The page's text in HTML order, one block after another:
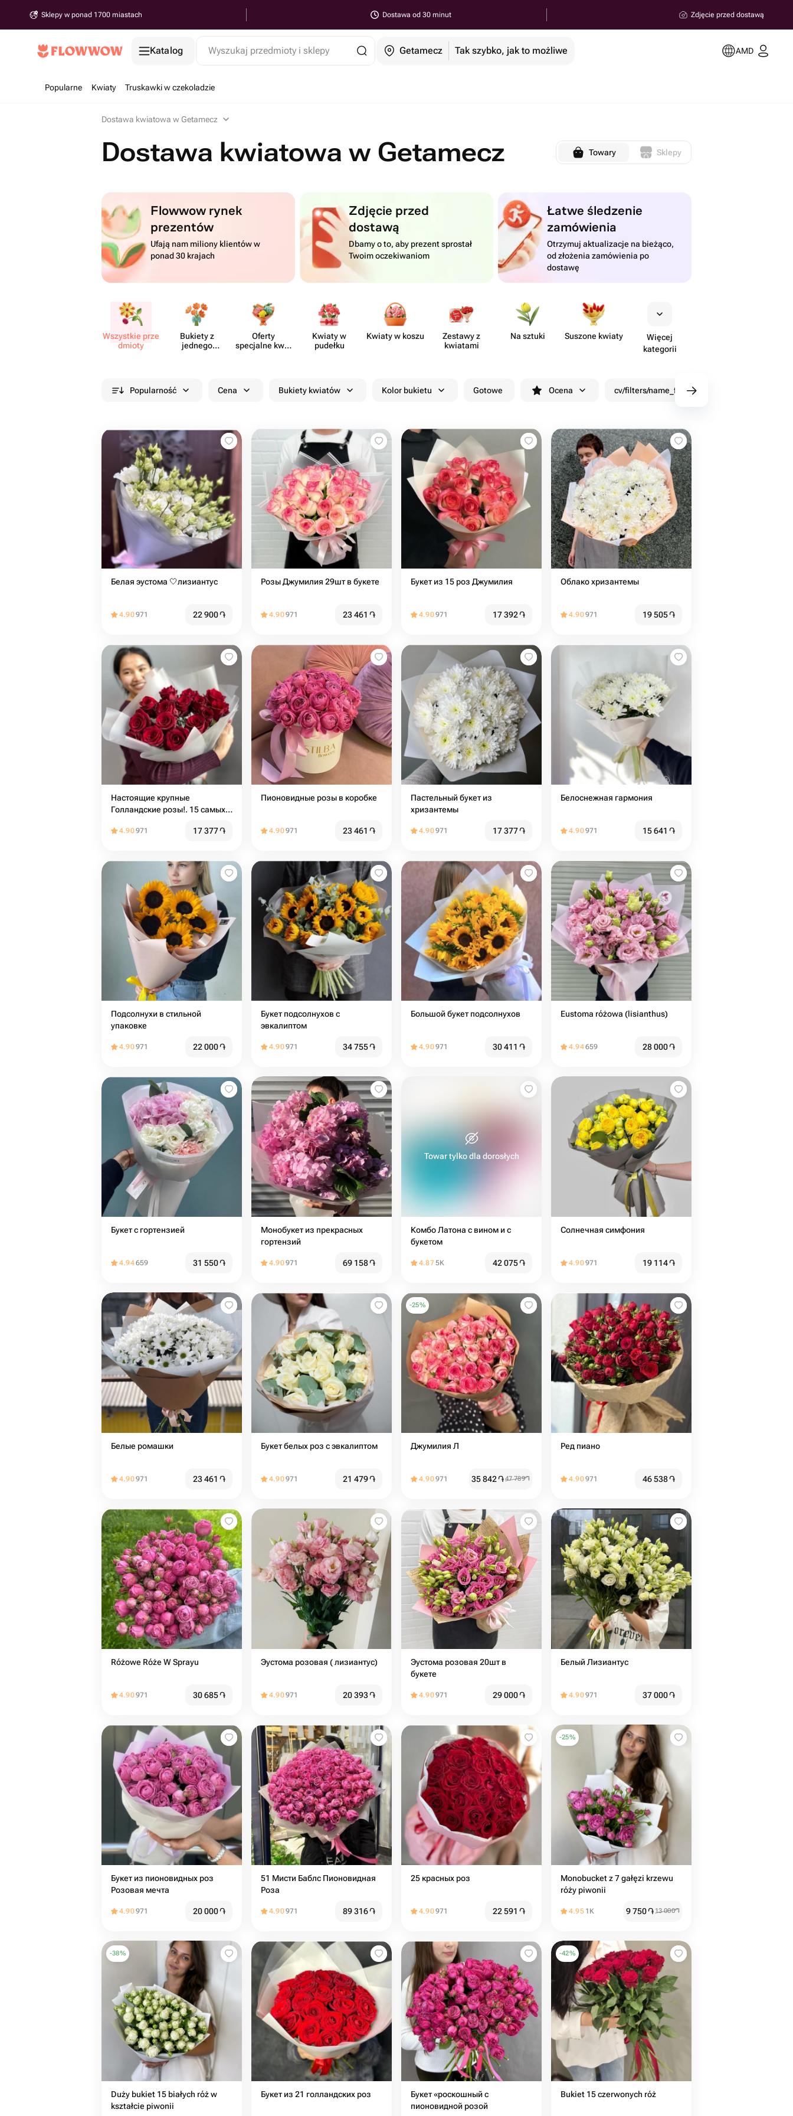
Sklepy w ponad 1700 miastach Dostawa od 30 minut Zdjęcie przed dostawą
Katalog Wyszukaj przedmioty i sklepy Getamecz Tak szybko, jak to możliwe AMD
Popularne Kwiaty Truskawki w czekoladzie
Dostawa kwiatowa w Getamecz
Dostawa kwiatowa w Getamecz Towary Sklepy
Flowwow rynek
prezentów
Ufają nam miliony klientów w
ponad 30 krajach
Zdjęcie przed
dostawą
Dbamy o to, aby prezent sprostał
Twoim oczekiwaniom
Łatwe śledzenie
zamówienia
Otrzymuj aktualizacje na bieżąco,
od złożenia zamówienia po
dostawę
Wszystkie prze​
dmioty
Bukiety z
jednego
Oferty
specjalne kwia​
Kwiaty w
pudełku
Kwiaty w koszu
Zestawy z
kwiatami
Na sztuki Suszone kwiaty
Więcej
kategorii
Popularność Cena Bukiety kwiatów Kolor bukietu Gotowe Ocena cv/filters/name_fast_delivery
Белая эустома 🤍лизиантус
4.90971 22 900֏
Розы Джумилия 29шт в букете
4.90971 23 461 ֏
Букет из 15 роз Джумилия
4.90971 17 392֏
Облако хризантемы
4.90971 19 505֏
Настоящие крупные
Голландские розы!. 15 самых
4.90971 17 377֏
Пионовидные розы в коробке
4.90971 23 461 ֏
Пастельный букет из
хризантемы
4.90971 17 377֏
Белоснежная гармония
4.90971 15 641 ֏
Подсолнухи в стильной
упаковке
4.90971 22 000֏
Букет подсолнухов с
эвкалиптом
4.90971 34 755֏
Большой букет подсолнухов
4.90971 30 411 ֏
Eustoma różowa (lisianthus)
4.94659 28 000֏
Букет с гортензией
4.94659 31 550֏
Монобукет из прекрасных
гортензий
4.90971 69 158֏
Towar tylko dla dorosłych
Комбо Латона с вином и с
букетом
4.875K 42 075֏
Солнечная симфония
4.90971 19 114֏
Белые ромашки
4.90971 23 461 ֏
Букет белых роз с эвкалиптом
4.90971 21 479֏
-25%
Джумилия Л
4.90971 35 842֏47 789֏
Ред пиано
4.90971 46 538֏
Różowe Róże W Sprayu
4.90971 30 685֏
Эустома розовая ( лизиантус)
4.90971 20 393֏
Эустома розовая 20шт в
букете
4.90971 29 000֏
Белый Лизиантус
4.90971 37 000֏
Букет из пионовидных роз
Розовая мечта
4.90971 20 000֏
51 Мисти Баблс Пионовидная
Роза
4.90971 89 316֏
25 красных роз
4.90971 22 591 ֏
-25%
Monobucket z 7 gałęzi krzewu
róży piwonii
4.95 1K 9 750֏13 000֏
-38%
Duży bukiet 15 białych róż w
kształcie piwonii
Букет из 21 голландских роз
Букет «роскошный с
пионовидной розой
-42%
Bukiet 15 czerwonych róż